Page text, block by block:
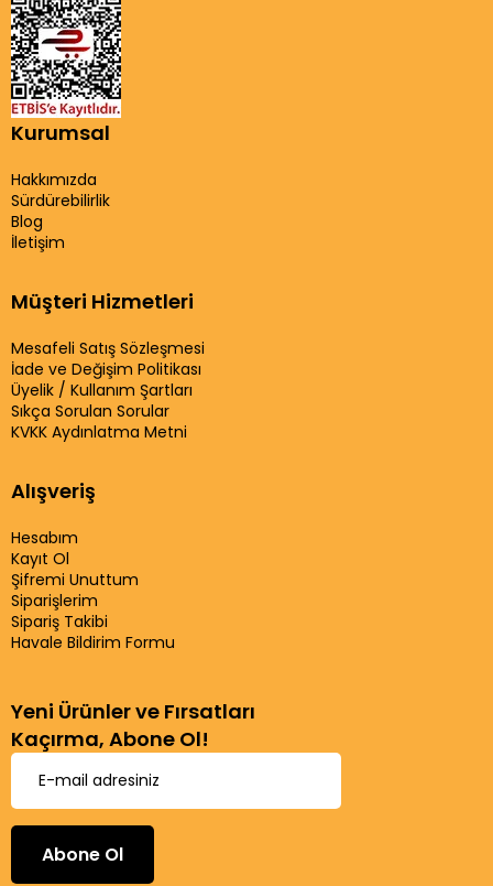
Kurumsal
Hakkımızda
Sürdürebilirlik
Blog
İletişim
Müşteri Hizmetleri
Mesafeli Satış Sözleşmesi
İade ve Değişim Politikası
Üyelik / Kullanım Şartları
Sıkça Sorulan Sorular
KVKK Aydınlatma Metni
Alışveriş
Hesabım
Kayıt Ol
Şifremi Unuttum
Siparişlerim
Sipariş Takibi
Havale Bildirim Formu
Yeni Ürünler ve Fırsatları
Kaçırma, Abone Ol!
Abone Ol